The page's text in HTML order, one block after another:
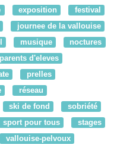
exposition
festival
journee de la vallouise
musique
noctures
parents d'eleves
prelles
réseau
ski de fond
sobriété
sport pour tous
stages
vallouise-pelvoux